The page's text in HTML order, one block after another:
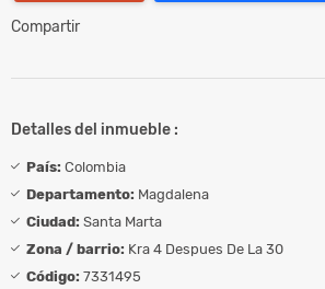
Compartir
Detalles del inmueble :
País: Colombia
Departamento: Magdalena
Ciudad: Santa Marta
Zona / barrio: Kra 4 Despues De La 30
Código: 7331495